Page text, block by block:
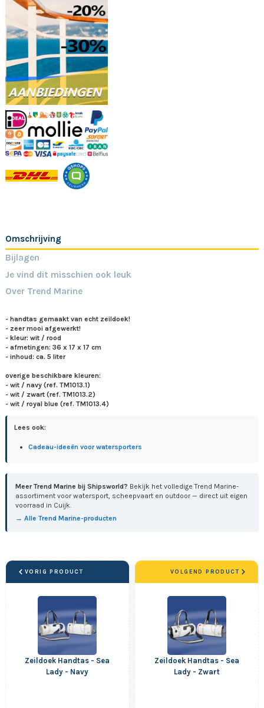
Omschrijving
Bijlagen
Je vind dit misschien ook leuk
Over Trend Marine
- handtas gemaakt van echt zeildoek!
- zeer mooi afgewerkt!
- kleur: wit / rood
- afmetingen: 36 x 17 x 17 cm
- inhoud: ca. 5 liter
overige beschikbare kleuren:
- wit / navy (ref. TM1013.1)
- wit / zwart (ref. TM1013.2)
- wit / royal blue (ref. TM1013.4)
Lees ook:
Cadeau-ideeën voor watersporters
Meer Trend Marine bij Shipsworld? Bekijk het volledige Trend Marine-
assortiment voor watersport, scheepvaart en outdoor — direct uit eigen
voorraad in Cuijk.
→ Alle Trend Marine-producten
VORIG PRODUCT
Zeildoek Handtas - Sea
Lady - Navy
Zeildoek Handtas - Sea
Lady - Zwart
VOLGEND PRODUCT